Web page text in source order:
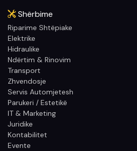
Shërbime
Riparime Shtëpiake
Elektrike
Hidraulike
Ndërtim & Rinovim
Transport
Zhvendosje
Servis Automjetesh
Parukeri / Estetikë
IT & Marketing
Juridike
Kontabilitet
Evente